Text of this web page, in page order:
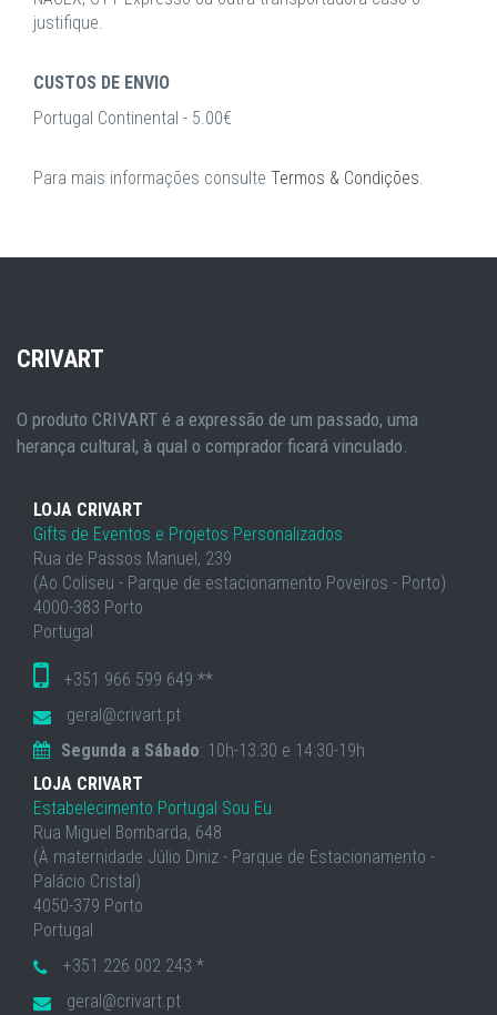
justifique.
CUSTOS DE ENVIO
Portugal Continental - 5.00€
Para mais informações consulte Termos & Condições.
CRIVART
O produto CRIVART é a expressão de um passado, uma
herança cultural, à qual o comprador ficará vinculado.
LOJA CRIVART
Gifts de Eventos e Projetos Personalizados
Rua de Passos Manuel, 239
(Ao Coliseu - Parque de estacionamento Poveiros - Porto)
4000-383 Porto
Portugal
+351 966 599 649 **
geral@crivart.pt
Segunda a Sábado: 10h-13:30 e 14:30-19h
LOJA CRIVART
Estabelecimento Portugal Sou Eu
Rua Miguel Bombarda, 648
(À maternidade Júlio Diniz - Parque de Estacionamento -
Palácio Cristal)
4050-379 Porto
Portugal
+351 226 002 243 *
geral@crivart.pt